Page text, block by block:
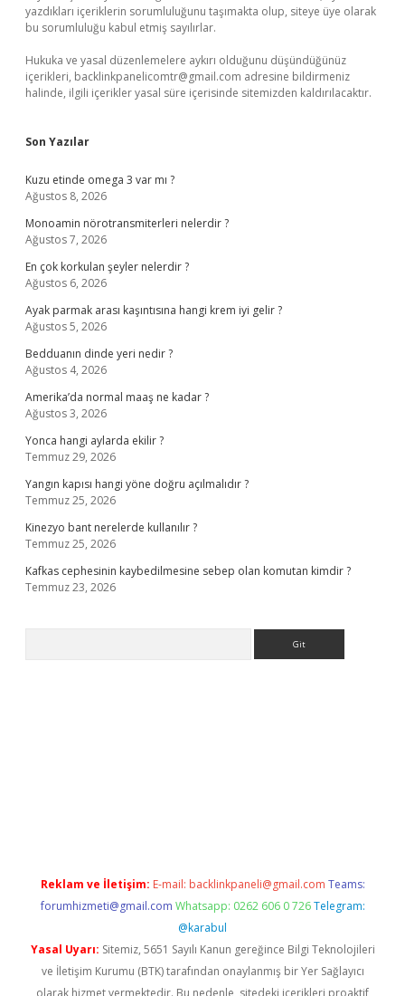
yazdıkları içeriklerin sorumluluğunu taşımakta olup, siteye üye olarak
bu sorumluluğu kabul etmiş sayılırlar.
Hukuka ve yasal düzenlemelere aykırı olduğunu düşündüğünüz
içerikleri, backlinkpanelicomtr@gmail.com adresine bildirmeniz
halinde, ilgili içerikler yasal süre içerisinde sitemizden kaldırılacaktır.
Son Yazılar
Kuzu etinde omega 3 var mı ?
Ağustos 8, 2026
Monoamin nörotransmiterleri nelerdir ?
Ağustos 7, 2026
En çok korkulan şeyler nelerdir ?
Ağustos 6, 2026
Ayak parmak arası kaşıntısına hangi krem iyi gelir ?
Ağustos 5, 2026
Bedduanın dinde yeri nedir ?
Ağustos 4, 2026
Amerika’da normal maaş ne kadar ?
Ağustos 3, 2026
Yonca hangi aylarda ekilir ?
Temmuz 29, 2026
Yangın kapısı hangi yöne doğru açılmalıdır ?
Temmuz 25, 2026
Kinezyo bant nerelerde kullanılır ?
Temmuz 25, 2026
Kafkas cephesinin kaybedilmesine sebep olan komutan kimdir ?
Temmuz 23, 2026
Reklam ve İletişim: E-mail: backlinkpaneli@gmail.com Teams:
forumhizmeti@gmail.com Whatsapp: 0262 606 0 726 Telegram:
@karabul
Yasal Uyarı: Sitemiz, 5651 Sayılı Kanun gereğince Bilgi Teknolojileri
ve İletişim Kurumu (BTK) tarafından onaylanmış bir Yer Sağlayıcı
olarak hizmet vermektedir. Bu nedenle, sitedeki içerikleri proaktif